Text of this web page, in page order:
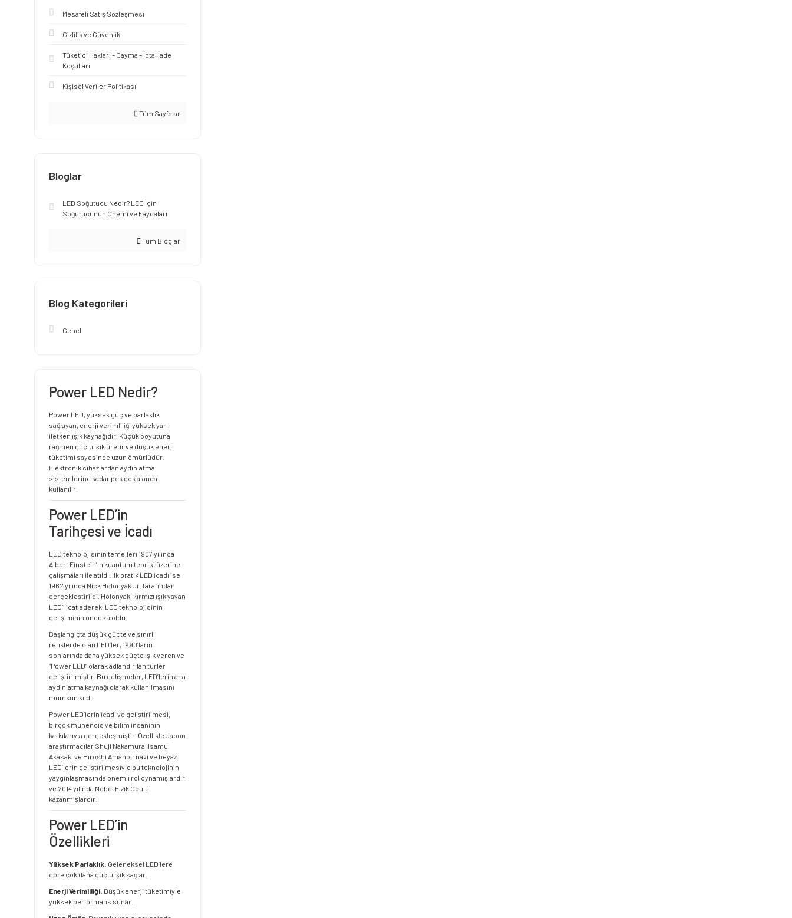
Mesafeli Satış Sözleşmesi
Gizlilik ve Güvenlik
Tüketici Hakları – Cayma – İptal İade
Koşullari
Kişisel Veriler Politikası
Tüm Sayfalar
Bloglar
LED Soğutucu Nedir? LED İçin
Soğutucunun Önemi ve Faydaları
Tüm Bloglar
Blog Kategorileri
Genel
Power LED Nedir?
Power LED, yüksek güç ve parlaklık
sağlayan, enerji verimliliği yüksek yarı
iletken ışık kaynağıdır. Küçük boyutuna
rağmen güçlü ışık üretir ve düşük enerji
tüketimi sayesinde uzun ömürlüdür.
Elektronik cihazlardan aydınlatma
sistemlerine kadar pek çok alanda
kullanılır.
Power LED’in
Tarihçesi ve İcadı
LED teknolojisinin temelleri 1907 yılında
Albert Einstein’ın kuantum teorisi üzerine
çalışmaları ile atıldı. İlk pratik LED icadı ise
1962 yılında Nick Holonyak Jr. tarafından
gerçekleştirildi. Holonyak, kırmızı ışık yayan
LED’i icat ederek, LED teknolojisinin
gelişiminin öncüsü oldu.
Başlangıçta düşük güçte ve sınırlı
renklerde olan LED’ler, 1990’ların
sonlarında daha yüksek güçte ışık veren ve
“Power LED” olarak adlandırılan türler
geliştirilmiştir. Bu gelişmeler, LED’lerin ana
aydınlatma kaynağı olarak kullanılmasını
mümkün kıldı.
Power LED’lerin icadı ve geliştirilmesi,
birçok mühendis ve bilim insanının
katkılarıyla gerçekleşmiştir. Özellikle Japon
araştırmacılar Shuji Nakamura, Isamu
Akasaki ve Hiroshi Amano, mavi ve beyaz
LED’lerin geliştirilmesiyle bu teknolojinin
yaygınlaşmasında önemli rol oynamışlardır
ve 2014 yılında Nobel Fizik Ödülü
kazanmışlardır.
Power LED’in
Özellikleri
Yüksek Parlaklık: Geleneksel LED’lere
göre çok daha güçlü ışık sağlar.
Enerji Verimliliği: Düşük enerji tüketimiyle
yüksek performans sunar.